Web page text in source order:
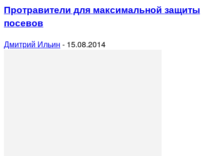
Протравители для максимальной защиты
посевов
Дмитрий Ильин - 15.08.2014